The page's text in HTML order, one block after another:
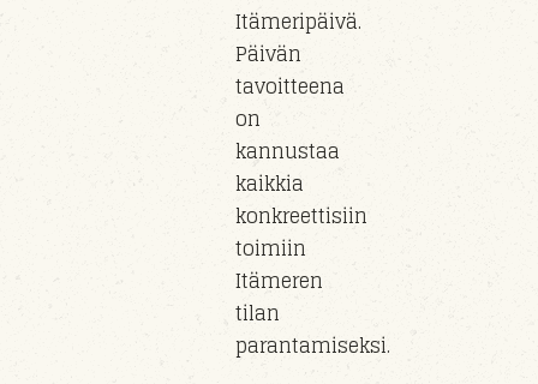
Itämeripäivä.
Päivän
tavoitteena
on
kannustaa
kaikkia
konkreettisiin
toimiin
Itämeren
tilan
parantamiseksi.